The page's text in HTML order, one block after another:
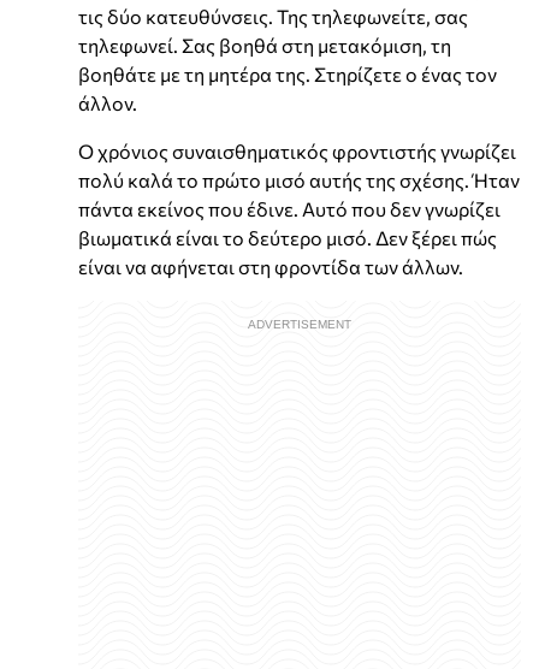
τις δύο κατευθύνσεις. Της τηλεφωνείτε, σας
τηλεφωνεί. Σας βοηθά στη μετακόμιση, τη
βοηθάτε με τη μητέρα της. Στηρίζετε ο ένας τον
άλλον.
Ο χρόνιος συναισθηματικός φροντιστής γνωρίζει
πολύ καλά το πρώτο μισό αυτής της σχέσης. Ήταν
πάντα εκείνος που έδινε. Αυτό που δεν γνωρίζει
βιωματικά είναι το δεύτερο μισό. Δεν ξέρει πώς
είναι να αφήνεται στη φροντίδα των άλλων.